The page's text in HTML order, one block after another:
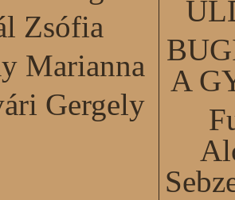
Zsófia
Marianna
Gergely
A